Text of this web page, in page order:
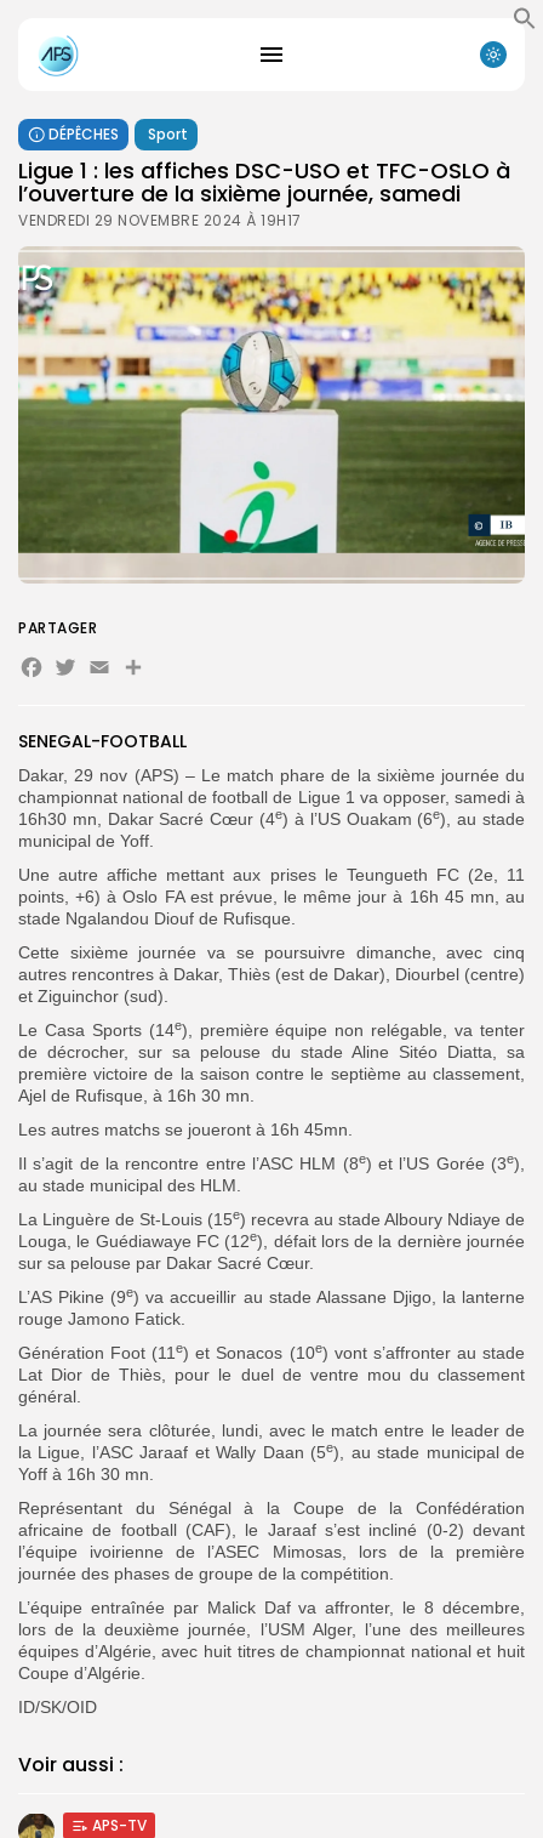
Search
for:
DÉPÊCHES Sport
Ligue 1 : les affiches DSC-USO et TFC-OSLO à
l’ouverture de la sixième journée, samedi
VENDREDI 29 NOVEMBRE 2024 À 19H17
SENEGAL-FOOTBALL
Dakar, 29 nov (APS) – Le match phare de la sixième journée du
championnat national de football de Ligue 1 va opposer, samedi à
16h30 mn, Dakar Sacré Cœur (4e) à l’US Ouakam (6e), au stade
municipal de Yoff.
Une autre affiche mettant aux prises le Teungueth FC (2e, 11
points, +6) à Oslo FA est prévue, le même jour à 16h 45 mn, au
stade Ngalandou Diouf de Rufisque.
Cette sixième journée va se poursuivre dimanche, avec cinq
autres rencontres à Dakar, Thiès (est de Dakar), Diourbel (centre)
et Ziguinchor (sud).
Le Casa Sports (14e), première équipe non relégable, va tenter
de décrocher, sur sa pelouse du stade Aline Sitéo Diatta, sa
première victoire de la saison contre le septième au classement,
Ajel de Rufisque, à 16h 30 mn.
Les autres matchs se joueront à 16h 45mn.
Il s’agit de la rencontre entre l’ASC HLM (8e) et l’US Gorée (3e),
au stade municipal des HLM.
La Linguère de St-Louis (15e) recevra au stade Alboury Ndiaye de
Louga, le Guédiawaye FC (12e), défait lors de la dernière journée
sur sa pelouse par Dakar Sacré Cœur.
L’AS Pikine (9e) va accueillir au stade Alassane Djigo, la lanterne
rouge Jamono Fatick.
Génération Foot (11e) et Sonacos (10e) vont s’affronter au stade
Lat Dior de Thiès, pour le duel de ventre mou du classement
général.
La journée sera clôturée, lundi, avec le match entre le leader de
la Ligue, l’ASC Jaraaf et Wally Daan (5e), au stade municipal de
Yoff à 16h 30 mn.
Représentant du Sénégal à la Coupe de la Confédération
africaine de football (CAF), le Jaraaf s’est incliné (0-2) devant
l’équipe ivoirienne de l’ASEC Mimosas, lors de la première
journée des phases de groupe de la compétition.
L’équipe entraînée par Malick Daf va affronter, le 8 décembre,
lors de la deuxième journée, l’USM Alger, l’une des meilleures
équipes d’Algérie, avec huit titres de championnat national et huit
Coupe d’Algérie.
ID/SK/OID
Voir aussi :
APS-TV
PARTAGER
Facebook
Twitter
EmailPartager